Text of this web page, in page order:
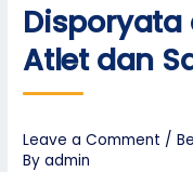
Disporyata
Atlet dan
Leave a Comment /
Byadmin